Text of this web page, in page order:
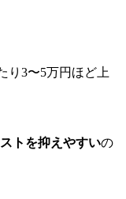
り3〜5万円ほど上
トを抑えやすいの